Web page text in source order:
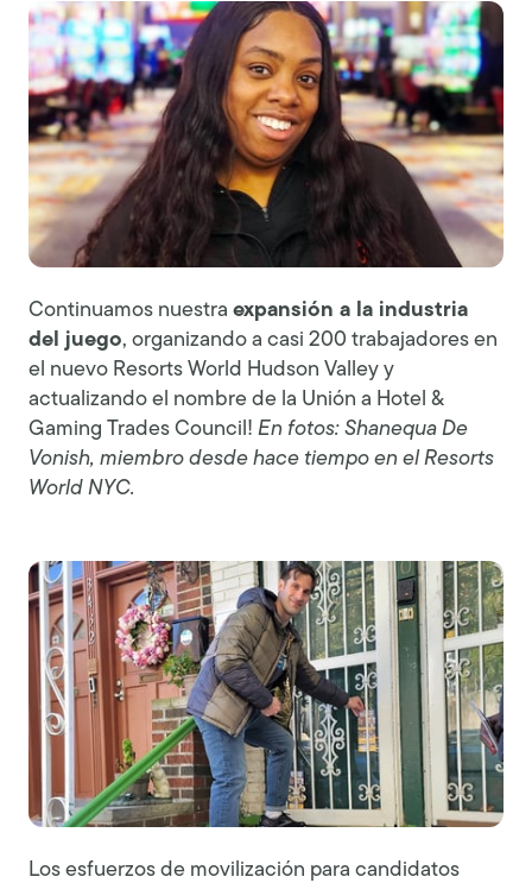
Continuamos nuestra expansión a la industria
del juego, organizando a casi 200 trabajadores en
el nuevo Resorts World Hudson Valley y
actualizando el nombre de la Unión a Hotel &
Gaming Trades Council! En fotos: Shanequa De
Vonish, miembro desde hace tiempo en el Resorts
World NYC.
Los esfuerzos de movilización para candidatos